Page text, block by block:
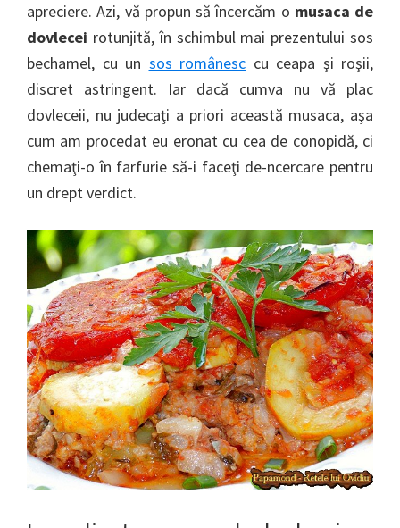
apreciere. Azi, vă propun să încercăm o musaca de
dovlecei rotunjită, în schimbul mai prezentului sos
bechamel, cu un sos românesc cu ceapa şi roşii,
discret astringent. Iar dacă cumva nu vă plac
dovleceii, nu judecaţi a priori această musaca, aşa
cum am procedat eu eronat cu cea de conopidă, ci
chemaţi-o în farfurie să-i faceţi de-ncercare pentru
un drept verdict.